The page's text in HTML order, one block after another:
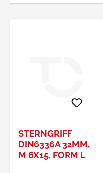
STERNGRIFF
DIN6336A 32MM,
M 6X15, FORM L